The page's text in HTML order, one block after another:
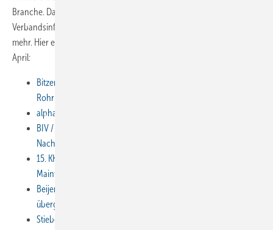
Branche. Darunter Personalmeldungen, Buchtipps,
Verbandsinformationen, Unternehmensmeldungen und vieles andere
mehr. Hier eine Auswahl der interessantesten Meldungen aus dem
April:
Bitzer: Übernahme der Produktgruppe
Rohrbündelwärmeübertrager von Alfa Laval
alpha innotec: Fördergelder für Wärmepumpen
BIV / Landesinnung Bayern: Gemeinsamer IHM-Auftritt für die
Nachwuchssuche
15. KK-Fachtagung der KK-Redaktion: Bombenstimmung in
Maintal
Beijer Ref: Speziell für den 4. Kälten-Treff: 100 „Kälten-Köpfe“
übergeben
Stiebel Eltron: Danfoss Värmepumpar AB (Thermia)